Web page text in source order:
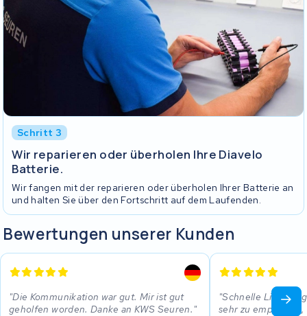
Schritt 3
Wir reparieren oder überholen Ihre Diavelo
Batterie.
Wir fangen mit der reparieren oder überholen Ihrer Batterie an
und halten Sie über den Fortschritt auf dem Laufenden.
Bewertungen unserer Kunden
Die Kommunikation war gut. Mir ist gut
geholfen worden. Danke an KWS Seuren.
Schnelle
sehr zu empfehlen,